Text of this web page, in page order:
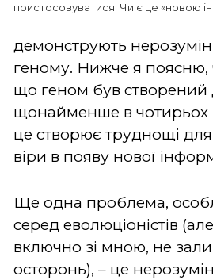
пристосовуватися. Чи є це «новою
демонструють
геному. Нижче я
що геном був створений
щонайменше в чотирьох
це створює труднощі
віри в появу нової
Ще одна проблема,
серед еволюціоністів
включно зі мною, не
осторонь), – це